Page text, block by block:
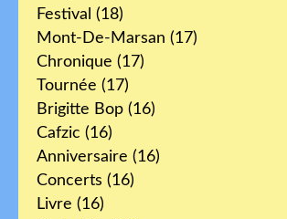
Festival (18)
Mont-De-Marsan (17)
Chronique (17)
Tournée (17)
Brigitte Bop (16)
Cafzic (16)
Anniversaire (16)
Concerts (16)
Livre (16)